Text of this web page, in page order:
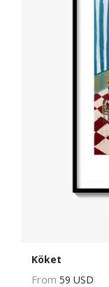
Köket
From 59 USD